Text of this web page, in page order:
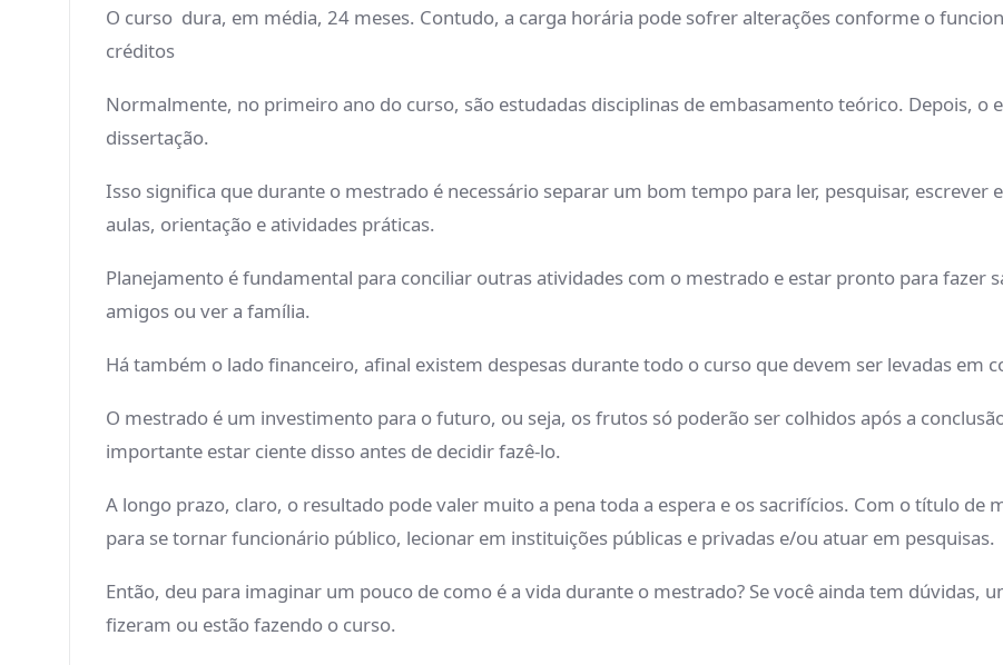
O curso dura, em média, 24 meses. Contudo, a carga horária pode sofrer alterações conforme o
créditos
Normalmente, no primeiro ano do curso, são estudadas disciplinas de embasamento teórico. Depois, o
dissertação.
Isso significa que durante o mestrado é necessário separar um bom tempo para ler, pesquisar, escrever
aulas, orientação e atividades práticas.
Planejamento é fundamental para conciliar outras atividades com o mestrado e estar pronto para fazer
amigos ou ver a família.
Há também o lado financeiro, afinal existem despesas durante todo o curso que devem ser levadas em
O mestrado é um investimento para o futuro, ou seja, os frutos só poderão ser colhidos após a
importante estar ciente disso antes de decidir fazê-lo.
A longo prazo, claro, o resultado pode valer muito a pena toda a espera e os sacrifícios. Com o título de
para se tornar funcionário público, lecionar em instituições públicas e privadas e/ou atuar em pesquisas.
Então, deu para imaginar um pouco de como é a vida durante o mestrado? Se você ainda tem dúvidas,
fizeram ou estão fazendo o curso.